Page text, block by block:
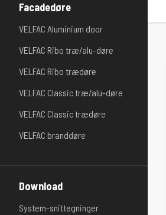
Facadedøre
VELFAC Aluminium door
VELFAC Ribo træ/alu-døre
VELFAC Ribo trædøre
VELFAC Classic træ/alu-døre
VELFAC Classic trædøre
VELFAC branddøre
Download
System-snittegninger